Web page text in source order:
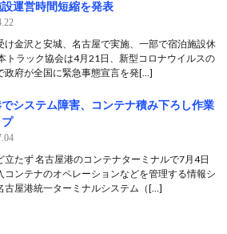
運営時間短縮を発表
け金沢と安城、名古屋で実施、一部で宿泊施設休
トラック協会は4月21日、新型コロナウイルスの
政府が全国に緊急事態宣言を発[…]
システム障害、コンテナ積み下ろし作業
立たず 名古屋港のコンテナターミナルで7月4日
コンテナのオペレーションなどを管理する情報シ
古屋港統一ターミナルシステム（[…]